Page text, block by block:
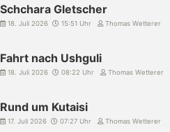
Schchara Gletscher
18. Juli 2026 15:51 Uhr Thomas Wetterer
Fahrt nach Ushguli
18. Juli 2026 08:22 Uhr Thomas Wetterer
Rund um Kutaisi
17. Juli 2026 07:27 Uhr Thomas Wetterer